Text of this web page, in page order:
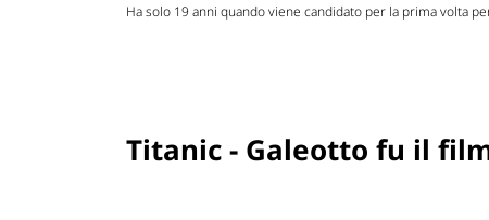
Ha solo 19 anni quando viene candidato per la prima volta
Titanic - Galeotto fu il